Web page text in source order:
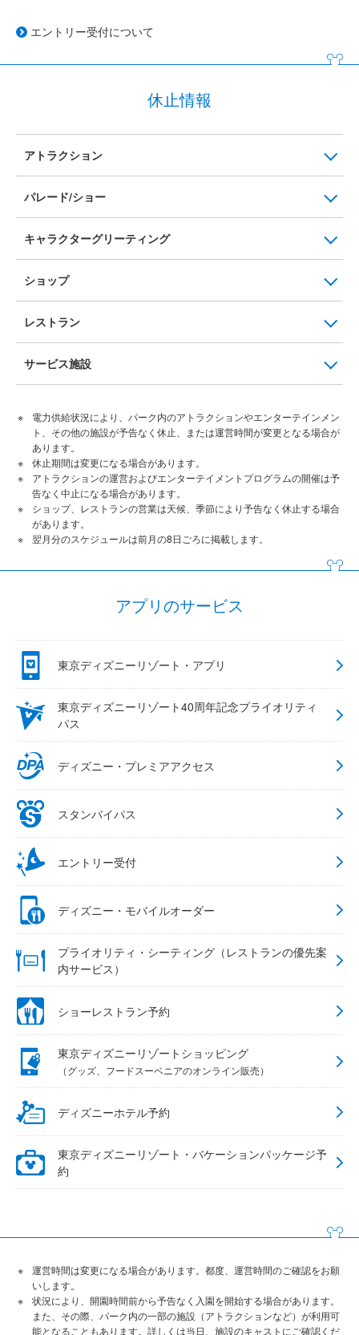
エントリー受付について
休止情報
アトラクション
パレード/ショー
キャラクターグリーティング
ショップ
レストラン
サービス施設
電力供給状況により、パーク内のアトラクションやエンターテインメン
ト、その他の施設が予告なく休止、または運営時間が変更となる場合が
あります。
休止期間は変更になる場合があります。
アトラクションの運営およびエンターテイメントプログラムの開催は予
告なく中止になる場合があります。
ショップ、レストランの営業は天候、季節により予告なく休止する場合
があります。
翌月分のスケジュールは前月の8日ごろに掲載します。
アプリのサービス
東京ディズニーリゾート・アプリ
東京ディズニーリゾート40周年記念プライオリティ
パス
ディズニー・プレミアアクセス
スタンバイパス
エントリー受付
ディズニー・モバイルオーダー
プライオリティ・シーティング（レストランの優先案
内サービス）
ショーレストラン予約
東京ディズニーリゾートショッピング
（グッズ、フードスーベニアのオンライン販売）
ディズニーホテル予約
東京ディズニーリゾート・バケーションパッケージ予
約
運営時間は変更になる場合があります。都度、運営時間のご確認をお願
いします。
状況により、開園時間前から予告なく入園を開始する場合があります。
また、その際、パーク内の一部の施設（アトラクションなど）が利用可
能となることもあります。詳しくは当日、施設のキャストにご確認くだ